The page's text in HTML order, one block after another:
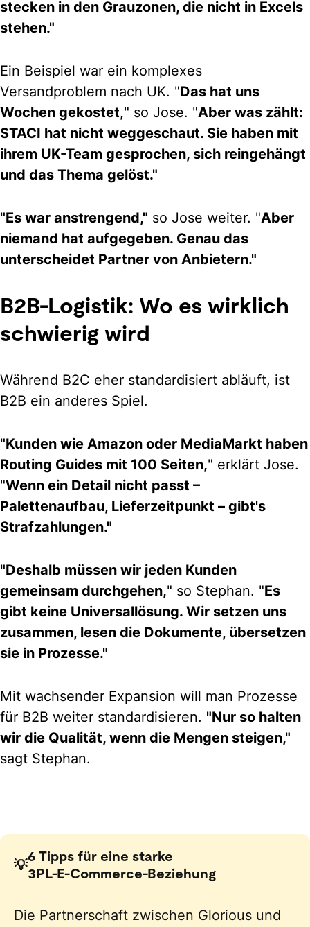
stecken in den Grauzonen, die nicht in Excels
stehen."
Ein Beispiel war ein komplexes
Versandproblem nach UK. "Das hat uns
Wochen gekostet," so Jose. "Aber was zählt:
STACI hat nicht weggeschaut. Sie haben mit
ihrem UK-Team gesprochen, sich reingehängt
und das Thema gelöst."
"Es war anstrengend," so Jose weiter. "Aber
niemand hat aufgegeben. Genau das
unterscheidet Partner von Anbietern."
B2B-Logistik: Wo es wirklich
schwierig wird
Während B2C eher standardisiert abläuft, ist
B2B ein anderes Spiel.
"Kunden wie Amazon oder MediaMarkt haben
Routing Guides mit 100 Seiten," erklärt Jose.
"Wenn ein Detail nicht passt –
Palettenaufbau, Lieferzeitpunkt – gibt's
Strafzahlungen."
"Deshalb müssen wir jeden Kunden
gemeinsam durchgehen," so Stephan. "Es
gibt keine Universallösung. Wir setzen uns
zusammen, lesen die Dokumente, übersetzen
sie in Prozesse."
Mit wachsender Expansion will man Prozesse
für B2B weiter standardisieren. "Nur so halten
wir die Qualität, wenn die Mengen steigen,"
sagt Stephan.
6 Tipps für eine starke
3PL‑E‑Commerce‑Beziehung
Die Partnerschaft zwischen Glorious und